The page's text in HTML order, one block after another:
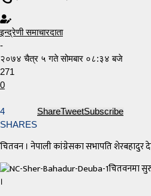
इन्द्रेणी समाचारदाता
-
२०७४ चैत्र ५ गते सोमबार ०८:३४ बजे
271
0
4
SHARES
ShareTweetSubscribe
चितवन । नेपाली कांग्रेसका सभापति
चितवनमा
।